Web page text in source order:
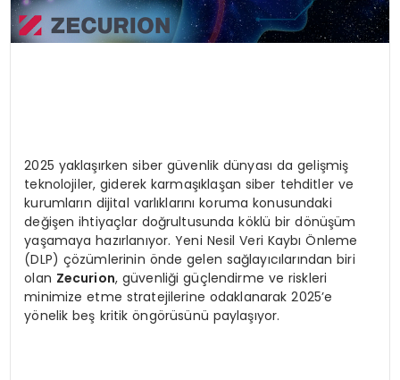
2025 yaklaşırken siber güvenlik dünyası da gelişmiş
teknolojiler, giderek karmaşıklaşan siber tehditler ve
kurumların dijital varlıklarını koruma konusundaki
değişen ihtiyaçlar doğrultusunda köklü bir dönüşüm
yaşamaya hazırlanıyor. Yeni Nesil Veri Kaybı Önleme
(DLP) çözümlerinin önde gelen sağlayıcılarından biri
olan Zecurion, güvenliği güçlendirme ve riskleri
minimize etme stratejilerine odaklanarak 2025’e
yönelik beş kritik öngörüsünü paylaşıyor.